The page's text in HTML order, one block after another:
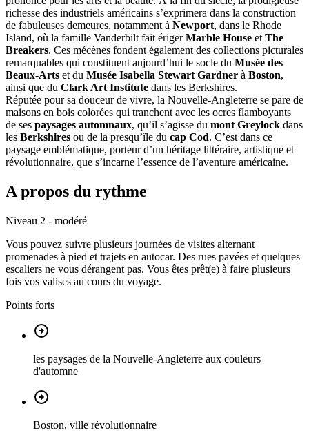
richesse des industriels américains s’exprimera dans la construction
de fabuleuses demeures, notamment à Newport, dans le Rhode
Island, où la famille Vanderbilt fait érigerMarble House et The
Breakers. Ces mécènes fondent également des collections picturales
remarquables qui constituent aujourd’hui le socle du Musée des
Beaux-Arts et du Musée Isabella Stewart Gardner à Boston,
ainsi que du Clark Art Institute dans les Berkshires.
Réputée pour sa douceur de vivre, la Nouvelle-Angleterre se pare de
maisons en bois colorées qui tranchent avec les ocres flamboyants
de ses paysages automnaux, qu’il s’agisse du mont Greylock dans
les Berkshires ou de la presqu’île du cap Cod. C’est dans ce
paysage emblématique, porteur d’un héritage littéraire, artistique et
révolutionnaire, que s’incarne l’essence de l’aventure américaine.
A propos du rythme
Niveau 2 - modéré
Vous pouvez suivre plusieurs journées de visites alternant
promenades à pied et trajets en autocar. Des rues pavées et quelques
escaliers ne vous dérangent pas. Vous êtes prêt(e) à faire plusieurs
fois vos valises au cours du voyage.
Points forts
les paysages de la Nouvelle-Angleterre aux couleurs
d'automne
Boston, ville révolutionnaire